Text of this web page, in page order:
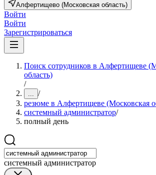
Алфертищево (Московская область)
Войти
Войти
Зарегистрироваться
Поиск сотрудников в Алфертищеве
область)
/
... /
резюме в Алфертищеве (Московская
системный администратор/
полный день
системный администратор